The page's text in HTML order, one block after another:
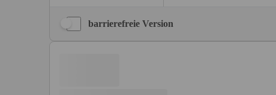
barrierefreie Version